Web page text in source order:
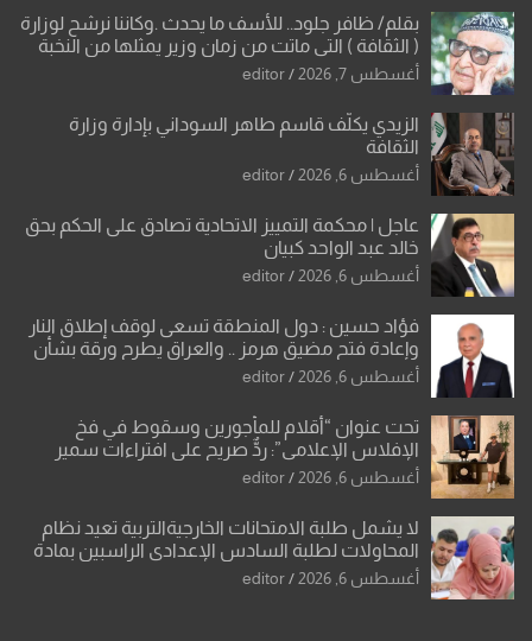
بقلم/ ظافر جلود.. للأسف ما يحدث .وكاننا نرشح لوزارة
( الثقافة ) التي ماتت من زمان وزير يمثلها من النخبة
والإرث العظيم للثقافة العراقية..
أغسطس 7, 2026 editor
الزيدي يكلّف قاسم طاهر السوداني بإدارة وزارة
الثقافة
أغسطس 6, 2026 editor
عاجل | محكمة التمييز الاتحادية تصادق على الحكم بحق
خالد عبد الواحد كبيان
أغسطس 6, 2026 editor
فؤاد حسين : دول المنطقة تسعى لوقف إطلاق النار
وإعادة فتح مضيق هرمز .. والعراق يطرح ورقة بشأن
تحولات القدس
أغسطس 6, 2026 editor
تحت عنوان “أقلام للمأجورين وسقوط في فخ
الإفلاس الإعلامي”: ردٌّ صريح على افتراءات سمير
الشكرجي
أغسطس 6, 2026 editor
لا يشمل طلبة الامتحانات الخارجيةالتربية تعيد نظام
المحاولات لطلبة السادس الإعدادي الراسبين بمادة
أو مادتين
أغسطس 6, 2026 editor